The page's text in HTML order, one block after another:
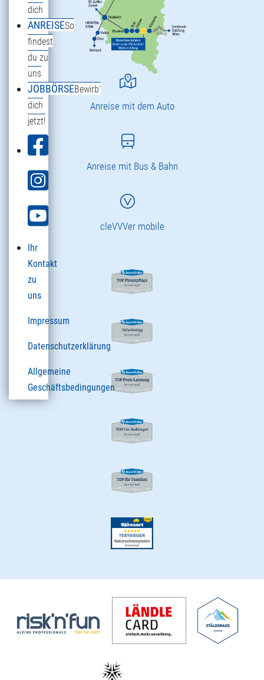
dich
ANREISESo
findest
du zu
uns
JOBBÖRSEBewirb'
dich
jetzt!
Ihr
Kontakt
zu
uns
Impressum
Datenschutzerklärung
Allgemeine
Geschäftsbedingungen
Anreise mit dem Auto
Anreise mit Bus & Bahn
cleVVVer mobile